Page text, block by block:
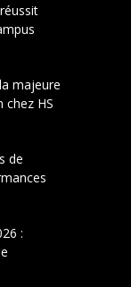
majeure
chez HS
de
: